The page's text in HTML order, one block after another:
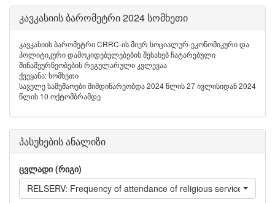
კავკასიის ბარომეტრი 2024 სომხეთი
კავკასიის ბარომეტრი CRRC-ის მიერ სოციალურ-ეკონომიკური და
პოლიტიკური დამოკიდებულებების შესახებ ჩატარებული
შინამეურნეობების რეგულარული კვლევაა
ქვეყანა: სომხეთი
საველე სამუშაოები მიმდინარეობდა 2024 წლის 27 ივლისიდან 2024
წლის 10 ოქტომბრამდე
პასუხების ანალიზი
ცვლადი (რიგი)
RELSERV: Frequency of attendance of religious services